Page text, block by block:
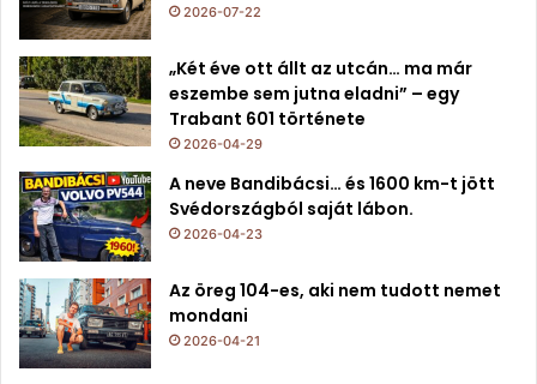
2026-07-22
„Két éve ott állt az utcán… ma már
eszembe sem jutna eladni” – egy
Trabant 601 története
2026-04-29
A neve Bandibácsi… és 1600 km-t jött
Svédországból saját lábon.
2026-04-23
Az öreg 104-es, aki nem tudott nemet
mondani
2026-04-21